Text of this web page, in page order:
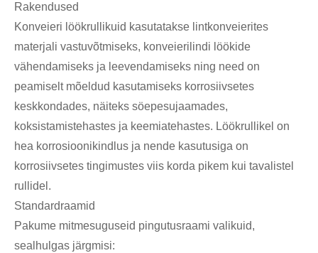
Rakendused
Konveieri löökrullikuid kasutatakse lintkonveierites
materjali vastuvõtmiseks, konveierilindi löökide
vähendamiseks ja leevendamiseks ning need on
peamiselt mõeldud kasutamiseks korrosiivsetes
keskkondades, näiteks söepesujaamades,
koksistamistehastes ja keemiatehastes. Löökrullikel on
hea korrosioonikindlus ja nende kasutusiga on
korrosiivsetes tingimustes viis korda pikem kui tavalistel
rullidel.
Standardraamid
Pakume mitmesuguseid pingutusraami valikuid,
sealhulgas järgmisi: